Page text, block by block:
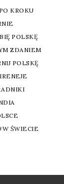
KROKU
POLSKĘ
ZDANIEM
POLSKĘ
W ŚWIECIE